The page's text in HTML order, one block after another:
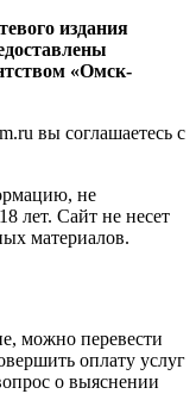
издания
«Омск-
вы соглашаетесь с
не
лет. Сайт не несет
материалов.
можно перевести
оплату услуг
о выяснении